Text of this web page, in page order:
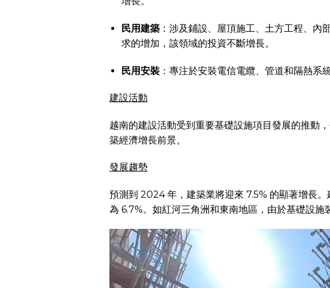
民用建築 ：涉及鋪設、屋頂施工、土方工程、
求的增加，該領域的投資不斷增長。
民用安裝 ：專注於安裝電信電纜、管道和隔熱系
建設活動
越南的建設活動受到重要基礎設施項目發展的推動
築經濟增長前景。
發展趨勢
預測到 2024 年，建築業將迎來 7.5% 的顯著增長
為 6.7%。如紅河三角洲和東南地區，由於基礎設施